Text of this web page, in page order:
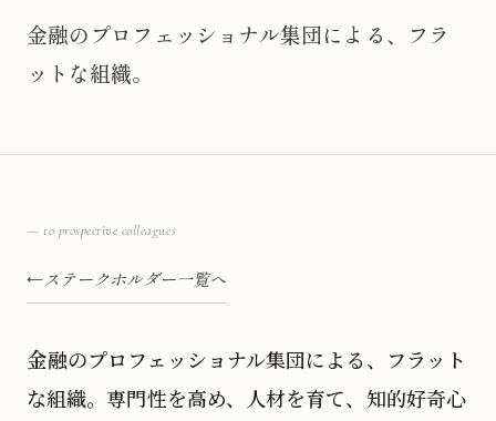
金融のプロフェッショナル集団による、フラ
ットな組織。
— to prospective colleagues
ステークホルダー一覧へ
金融のプロフェッショナル集団による、フラット
な組織。専門性を高め、人材を育て、知的好奇心